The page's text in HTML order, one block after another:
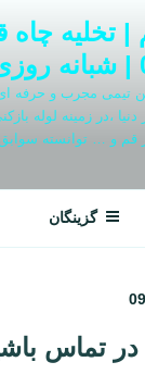
| تخلیه چاه
تیمی مجرب و حرفه ای
،در زمینه لوله
قم و … توانسته
گزینگان
در تماس